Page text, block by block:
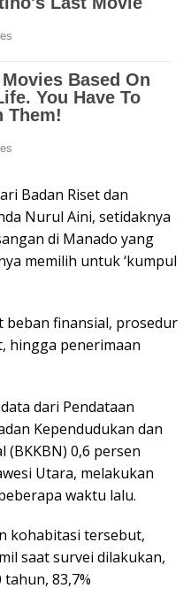
Badan Riset dan
Nurul Aini, setidaknya
di Manado yang
memilih untuk ‘kumpul
beban finansial, prosedur
hingga penerimaan
dari Pendataan
Kependudukan dan
(BKKBN) 0,6 persen
Utara, melakukan
waktu lalu.
kohabitasi tersebut,
saat survei dilakukan,
83,7%